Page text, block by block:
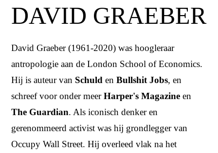
DAVID GRAEBER
David Graeber (1961-2020) was hoogleraar
antropologie aan de London School of Economics.
Hij is auteur van Schuld en Bullshit Jobs, en
schreef voor onder meerHarper's Magazine en
The Guardian. Als iconisch denker en
gerenommeerd activist was hij grondlegger van
Occupy Wall Street. Hij overleed vlak na het